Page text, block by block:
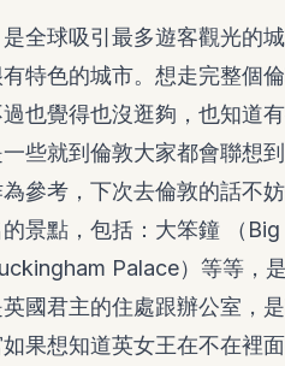
全球吸引最多遊客觀光的
特色的城市。想走完整個
也覺得也沒逛夠，也知道
些就到倫敦大家都會聯想
參考，下次去倫敦的話不妨
景點，包括：大笨鐘 （
Palace）等等，
國君主的住處跟辦公室，
果想知道英女王在不在裡